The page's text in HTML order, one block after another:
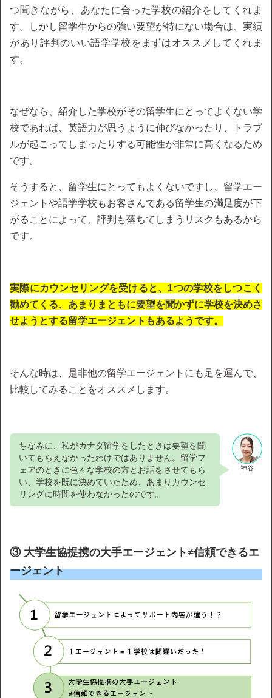
つ聞きながら、あなたに合った学校の紹介をしてくれま
す。しかし留学生からの強い要望が特にない場合は、実績
があり評判のいい語学学校をまずはオススメしてくれま
す。
なぜなら、紹介した学校がその留学生にとってよくない学
校であれば、英語力が思うように伸びなかったり、トラブ
ルが起こってしまったりする可能性が非常に高くなるため
です。
そうすると、留学生にとってもよくないですし、留学エー
ジェントや語学学校もお客さんである留学生の満足度が下
がることによって、評判も落ちてしまうリスクもあるから
です。
実際にカウンセリングを受けると、1つの学校をしつこく
勧めてくる、あまりまともに要望を聞かずに学校を決めさ
せようとする留学エージェントもあるようです。
そんな時は、是非他の留学エージェントにも足を運んで、
比較してみることをオススメします。
神谷
ちなみに、私がカナダ留学をしたときは要望を聞
いてもらえなかったわけではありません。留学フ
ェアのときに色々な学校の方とお話をさせてもら
い、学校を既に決めていたため、あまりカウンセ
リングに時間を使わなかったのです。
③ 大学生協提携の大手エージェント≠信頼できるエ
ージェント